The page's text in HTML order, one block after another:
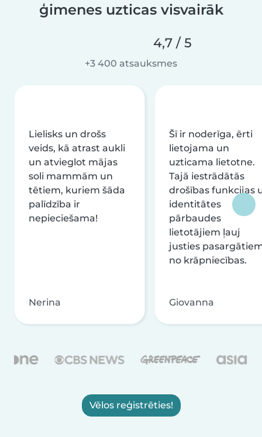
ģimenes uzticas visvairāk
4,7 / 5
+3 400 atsauksmes
Lielisks un drošs
veids, kā atrast aukli
un atvieglot mājas
soli mammām un
tētiem, kuriem šāda
palīdzība ir
nepieciešama!
Nerina
Šī ir noderīga, ērti
lietojama un
uzticama lietotne.
Tajā iestrādātās
drošības funkcijas
identitātes
pārbaudes
lietotājiem ļauj
justies
no krāpniecības.
Giovanna
Vēlos reģistrēties!